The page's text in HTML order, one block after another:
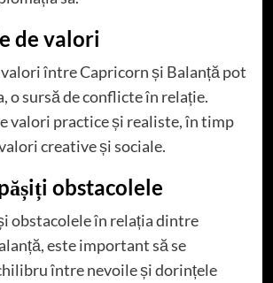
de valori
între Capricorn și Balanță pot
o sursă de conflicte în relație.
valori practice și realiste, în timp
creative și sociale.
obstacolele
obstacolele în relația dintre
este important să se
între nevoile și dorințele